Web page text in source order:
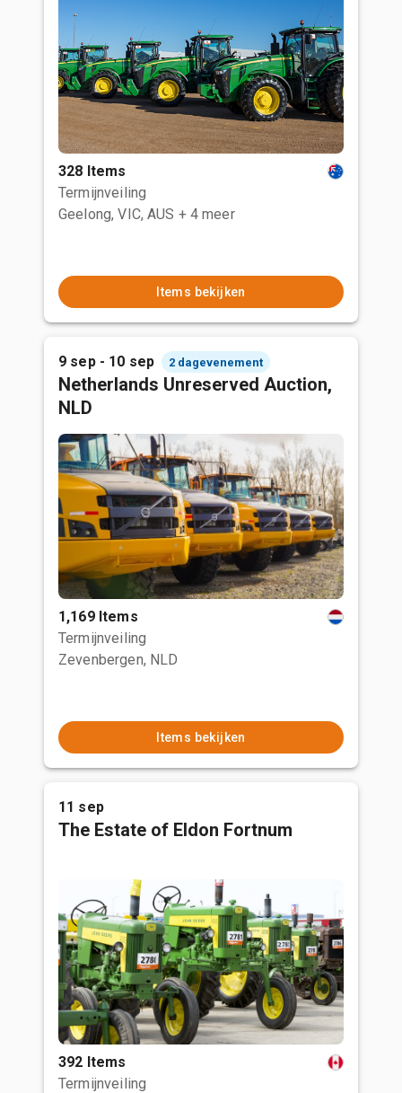
328 Items
Termijnveiling
Geelong, VIC, AUS + 4 meer
Items bekijken
9 sep - 10 sep 2 dagevenement
Netherlands Unreserved Auction,
NLD
1,169 Items
Termijnveiling
Zevenbergen, NLD
Items bekijken
11 sep
The Estate of Eldon Fortnum
392 Items
Termijnveiling